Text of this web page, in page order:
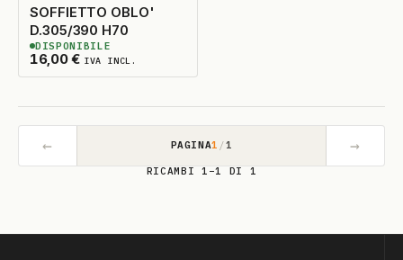
SOFFIETTO OBLO'
D.305/390 H70
16,00€ IVA INCL.
5DISPONIBILI
DISPONIBILE
← PAGINA1 /1 →
RICAMBI 1–1 DI 1